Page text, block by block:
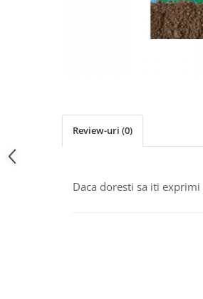
Review-uri (0)
Daca doresti sa iti